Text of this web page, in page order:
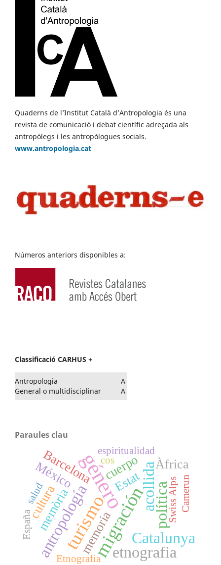
Quaderns de l’Institut Català d’Antropologia és una
revista de comunicació i debat científic adreçada als
antropòlegs i les antropòlogues socials.
www.antropologia.cat
Números anteriors disponibles a:
Classificació CARHUS +
Antropologia
General o multidisciplinar
A
A
Paraules clau
género
migración
turismo
acollidapolítica
antropología etnografia
Catalunya
cuerpo
memoria
Àfrica
memòria
Barcelona Estat
México
cultura Swiss Alps
espiritualidad
cos
salud Camerun
España
Etnografia